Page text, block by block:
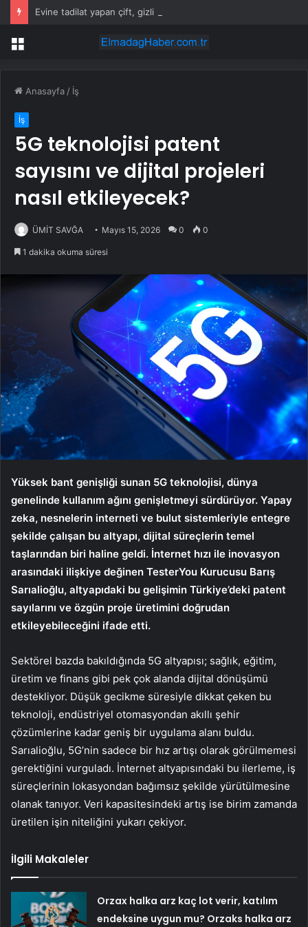
Menü
Anasayfa / İş
İş
5G teknolojisi patent
sayısını ve dijital projeleri
nasıl etkileyecek?
ÜMİT SAVĞA Mayıs 15, 2026 0 0
1 dakika okuma süresi
Yüksek bant genişliği sunan 5G teknolojisi, dünya
genelinde kullanım ağını genişletmeyi sürdürüyor. Yapay
zeka, nesnelerin interneti ve bulut sistemleriyle entegre
şekilde çalışan bu altyapı, dijital süreçlerin temel
taşlarından biri haline geldi. İnternet hızı ile inovasyon
arasındaki ilişkiye değinen TesterYou Kurucusu Barış
Sarıalioğlu, altyapıdaki bu gelişimin Türkiye’deki patent
sayılarını ve özgün proje üretimini doğrudan
etkileyebileceğini ifade etti.
Sektörel bazda bakıldığında 5G altyapısı; sağlık, eğitim,
üretim ve finans gibi pek çok alanda dijital dönüşümü
destekliyor. Düşük gecikme süresiyle dikkat çeken bu
teknoloji, endüstriyel otomasyondan akıllı şehir
çözümlerine kadar geniş bir uygulama alanı buldu.
Sarıalioğlu, 5G’nin sadece bir hız artışı olarak görülmemesi
gerektiğini vurguladı. İnternet altyapısındaki bu ilerleme, iş
süreçlerinin lokasyondan bağımsız şekilde yürütülmesine
olanak tanıyor. Veri kapasitesindeki artış ise birim zamanda
üretilen işin niteliğini yukarı çekiyor.
İlgili Makaleler
Orzax halka arz kaç lot verir, katılım
endeksine uygun mu? Orzaks halka arz